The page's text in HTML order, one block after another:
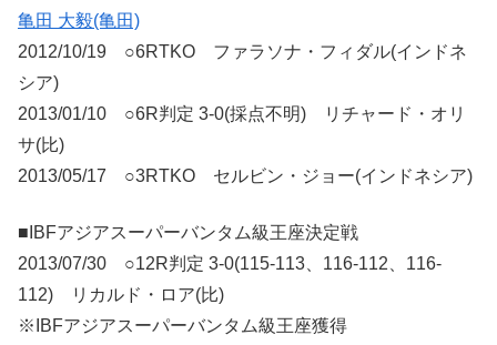
亀田 大毅(亀田)
2012/10/19 ○6RTKO ファラソナ・フィダル(インドネ
シア)
2013/01/10 ○6R判定 3-0(採点不明) リチャード・オリ
サ(比)
2013/05/17 ○3RTKO セルビン・ジョー(インドネシア)
■IBFアジアスーパーバンタム級王座決定戦
2013/07/30 ○12R判定 3-0(115-113、116-112、116-
112) リカルド・ロア(比)
※IBFアジアスーパーバンタム級王座獲得